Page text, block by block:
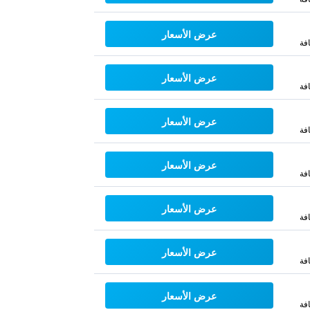
عرض الأسعار
عرض الأسعار
عرض الأسعار
عرض الأسعار
عرض الأسعار
عرض الأسعار
عرض الأسعار